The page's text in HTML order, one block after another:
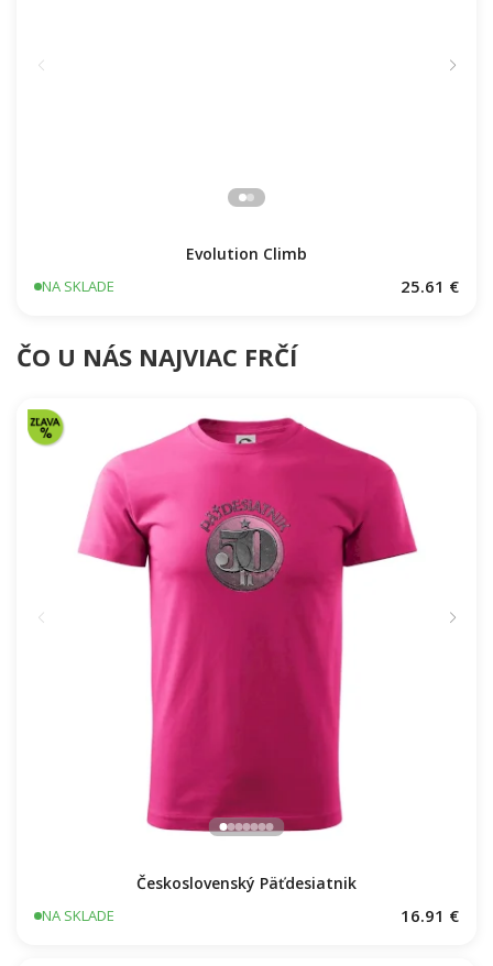
Evolution Climb
NA SKLADE 25.61 €
ČO U NÁS NAJVIAC FRČÍ
Československý Päťdesiatnik
NA SKLADE 16.91 €